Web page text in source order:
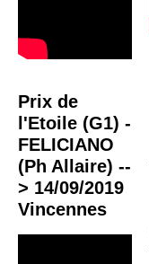
Prix de
l'Etoile (G1) -
FELICIANO
(Ph Allaire) --
> 14/09/2019
Vincennes